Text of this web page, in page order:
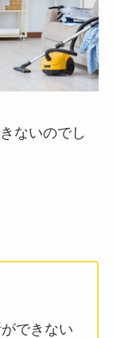
ないのでし
できない